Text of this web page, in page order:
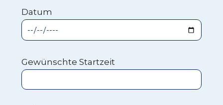
Datum
Gewünschte Startzeit